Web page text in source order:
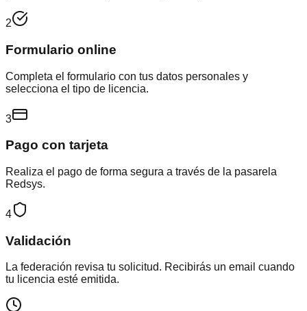
2
Formulario online
Completa el formulario con tus datos personales y
selecciona el tipo de licencia.
3
Pago con tarjeta
Realiza el pago de forma segura a través de la pasarela
Redsys.
4
Validación
La federación revisa tu solicitud. Recibirás un email cuando
tu licencia esté emitida.